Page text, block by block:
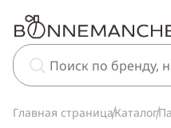
Главная страницаКаталог